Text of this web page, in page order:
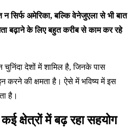
न सिर्फ अमेरिका, बल्कि वेनेजुएला से भी बात
बढ़ाने के लिए बहुत करीब से काम कर रहे
चुनिंदा देशों में शामिल है, जिनके पास
करने की क्षमता है। ऐसे में भविष्य में इस
है।
क्षेत्रों में बढ़ रहा सहयोग